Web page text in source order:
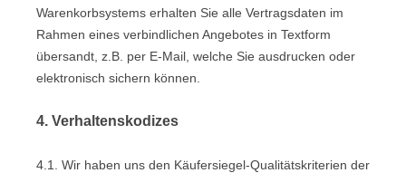
Warenkorbsystems erhalten Sie alle Vertragsdaten im
Rahmen eines verbindlichen Angebotes in Textform
übersandt, z.B. per E-Mail, welche Sie ausdrucken oder
elektronisch sichern können.
4. Verhaltenskodizes
4.1. Wir haben uns den Käufersiegel-Qualitätskriterien der